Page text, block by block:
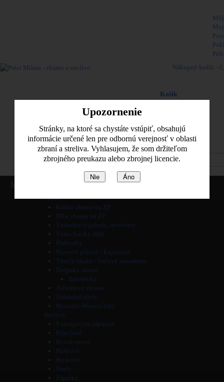
Upozornenie
Stránky, na ktoré sa chystáte vstúpiť, obsahujú
informácie určené len pre odbornú verejnosť v oblasti
zbraní a streliva. Vyhlasujem, že som držiteľom
zbrojného preukazu alebo zbrojnej licencie.
Nie Áno
Nákupný košík -
Košík
0,00 € Poštovné
0,00 €
Spolu
Pozrieť košik
Zbrane
Krátke zbrane na ZP
Dlhé zbrane na ZP
Vzduchové pištole, revolvery
Vzduchovky dlhé
Flobertky
Plynové pištole / Expanzné
Tlmiče hluku / Úsťové zariadenia
Dolpnky zbraní
Zásobníky
Airsoftové zbrane
Náhradné diely
Montáže-Weaver lišty
Strelivo
S okrajovým zápalom
Pištoľové
Revolverové
Puškové
Brokové
Strely
Zápalky